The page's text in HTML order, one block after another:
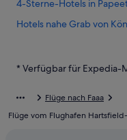
4-Sterne-Hotels in
Hotels nahe Grab von
5-Sterne-Hotels in
Papeete Hotels
* Verfügbar für Expedia-
Flüge nach Faaa
Flüge vom Flughafen